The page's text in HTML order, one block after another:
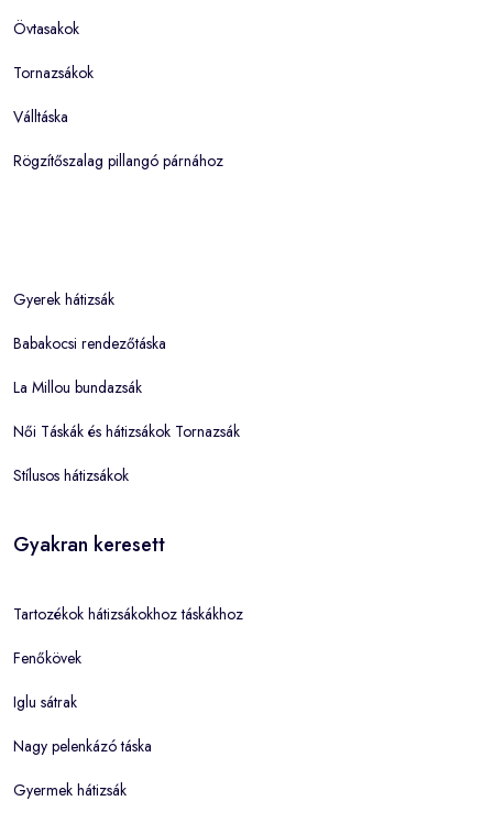
Övtasakok
Tornazsákok
Válltáska
Rögzítőszalag pillangó párnához
Gyerek hátizsák
Babakocsi rendezőtáska
La Millou bundazsák
Női Táskák és hátizsákok Tornazsák
Stílusos hátizsákok
Gyakran keresett
Tartozékok hátizsákokhoz táskákhoz
Fenőkövek
Iglu sátrak
Nagy pelenkázó táska
Gyermek hátizsák